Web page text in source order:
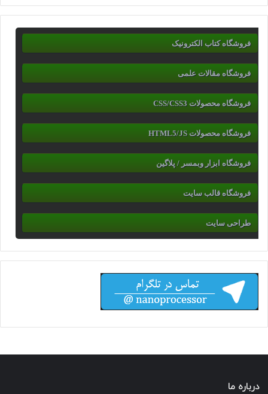
فروشگاه کتاب الکترونیک
فروشگاه مقالات علمی
فروشگاه محصولات CSS/CSS3
فروشگاه محصولات HTML5/JS
فروشگاه ابزار وبمسر / پلاگین
فروشگاه قالب سایت
طراحی سایت
درباره ما